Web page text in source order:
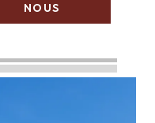
NOUS